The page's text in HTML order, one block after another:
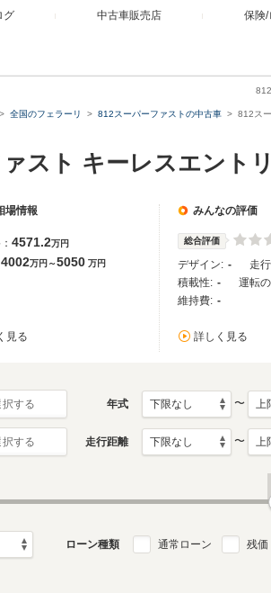
グ 中古車販売店 保険/
全国のフェラーリ 812スーパーファストの中古車 812ス
スト キーレスエント
場情報
4571.2万円
4002万円～5050 万円
見る
みんなの評価
総合評価
デザイン: - 走
積載性: - 運転
維持費: -
詳しく見る
択する 年式 〜
択する 走行距離 〜
ローン種類 通常ローン 残価